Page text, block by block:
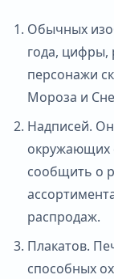
Обычных
года, цифры,
персонажи
Мороза и
Надписей.
окружающих
сообщить о
распродаж.
Плакатов.
способных